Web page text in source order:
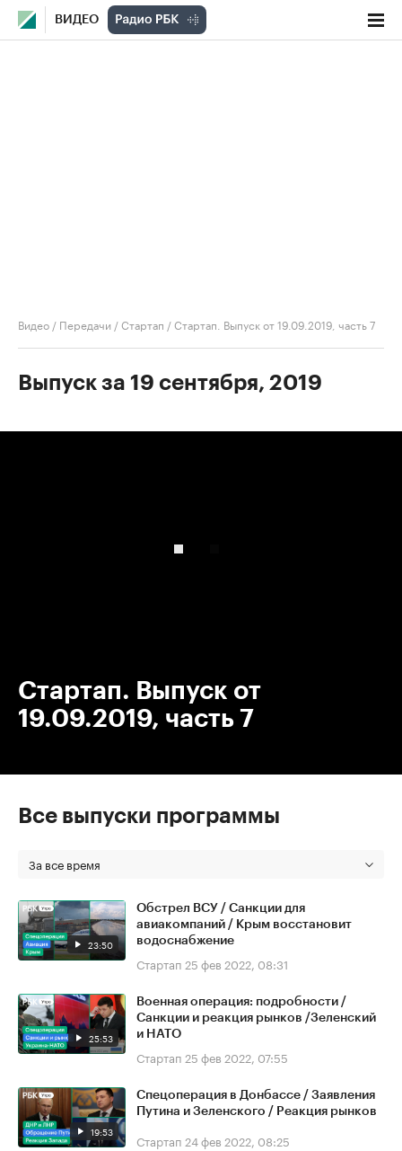
ВИДЕО
Видео / Передачи /Стартап /Стартап. Выпуск от 19.09.2019, часть 7
Выпуск за 19 сентября, 2019
Стартап. Выпуск от
19.09.2019, часть 7
Все выпуски программы
За все время
23:50
Обстрел ВСУ / Санкции для
авиакомпаний / Крым восстановит
водоснабжение
Стартап 25 фев 2022, 08:31
25:53
Военная операция: подробности /
Санкции и реакция рынков /Зеленский
и НАТО
Стартап 25 фев 2022, 07:55
19:53
Спецоперация в Донбассе / Заявления
Путина и Зеленского / Реакция рынков
Стартап 24 фев 2022, 08:25